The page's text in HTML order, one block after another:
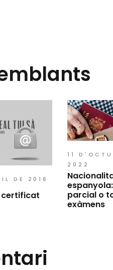
DE 2016
certificat
11
2022
parcial o
exàmens